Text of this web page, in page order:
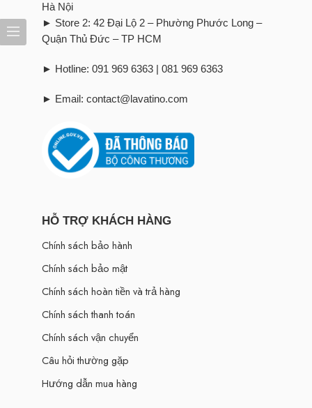
Hà Nội
► Store 2: 42 Đại Lộ 2 – Phường Phước Long –
Quận Thủ Đức – TP HCM
► Hotline: 091 969 6363 | 081 969 6363
► Email: contact@lavatino.com
HỖ TRỢ KHÁCH HÀNG
Chính sách bảo hành
Chính sách bảo mật
Chính sách hoàn tiền và trả hàng
Chính sách thanh toán
Chính sách vận chuyển
Câu hỏi thường gặp
Hướng dẫn mua hàng